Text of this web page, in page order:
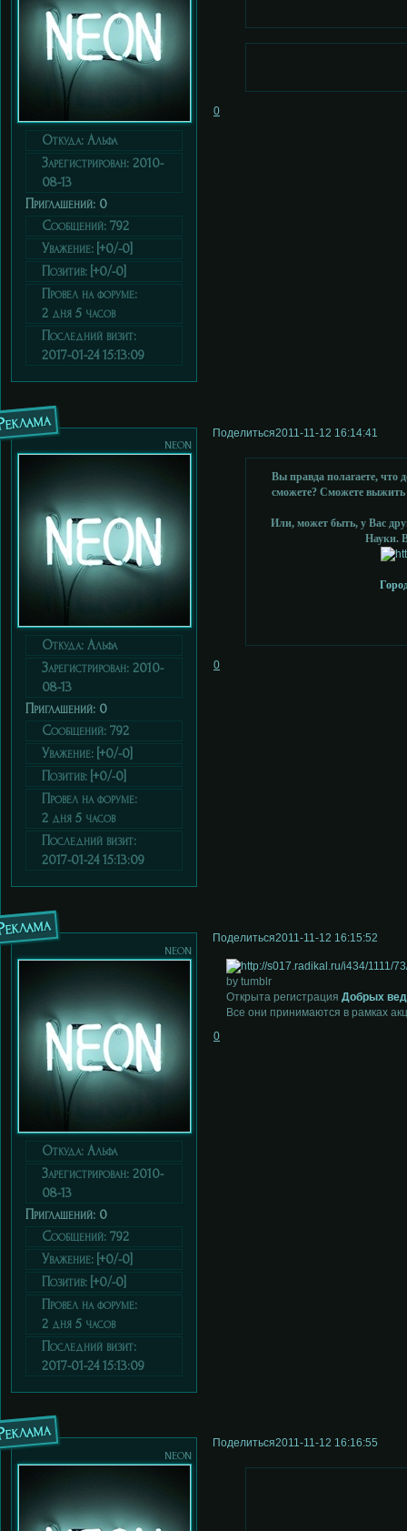
Откуда: Альфа
Зарегистрирован: 2010-
08-13
Приглашений: 0
Сообщений: 792
Уважение: [+0/-0]
Позитив: [+0/-0]
Провел на форуме:
2 дня 5 часов
Последний визит:
2017-01-24 15:13:09
0
Поделиться2011-11-12 16:14:41
neon
Откуда: Альфа
Зарегистрирован: 2010-
08-13
Приглашений: 0
Сообщений: 792
Уважение: [+0/-0]
Позитив: [+0/-0]
Провел на форуме:
2 дня 5 часов
Последний визит:
2017-01-24 15:13:09
Вы правда полагаете, что
сможете? Сможете выжить
Или, может быть, у Вас
Науки.
0
Поделиться2011-11-12 16:15:52
neon
Откуда: Альфа
Зарегистрирован: 2010-
08-13
Приглашений: 0
Сообщений: 792
Уважение: [+0/-0]
Позитив: [+0/-0]
Провел на форуме:
2 дня 5 часов
Последний визит:
2017-01-24 15:13:09
by tumblr
Открыта регистрация Добрых
Все они принимаются в рамках
0
Поделиться2011-11-12 16:16:55
neon